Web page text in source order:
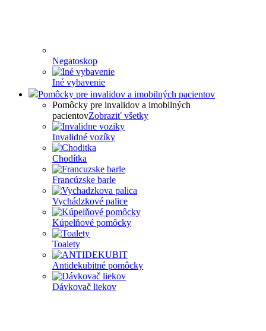
Negatoskop
Iné vybavenie
Pomôcky pre invalidov a imobilných pacientov
Pomôcky pre invalidov a imobilných
pacientovZobraziť všetky
Invalidné vozíky
Chodítka
Francúzske barle
Vychádzkové palice
Kúpelňové pomôcky
Toalety
Antidekubitné pomôcky
Dávkovač liekov